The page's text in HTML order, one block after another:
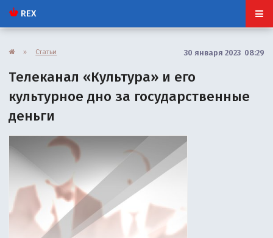
REX
» Статьи 30 января 2023 08:29
Телеканал «Культура» и его
культурное дно за государственные
деньги